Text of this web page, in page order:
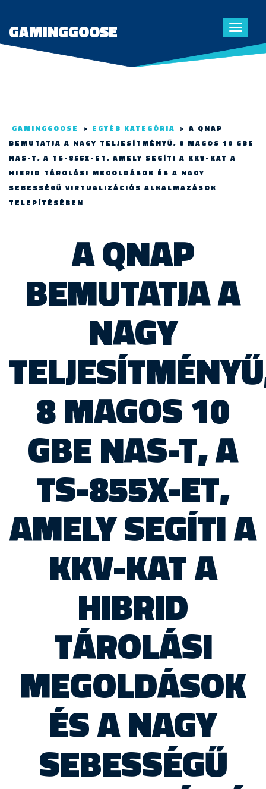
Toggle
GAMINGGOOSE
GAMINGGOOSE > EGYÉB KATEGÓRIA > A QNAP
BEMUTATJA A NAGY TELJESÍTMÉNYŰ, 8 MAGOS 10 GBE
NAS-T, A TS-855X-ET, AMELY SEGÍTI A KKV-KAT A
HIBRID TÁROLÁSI MEGOLDÁSOK ÉS A NAGY
SEBESSÉGŰ VIRTUALIZÁCIÓS ALKALMAZÁSOK
TELEPÍTÉSÉBEN
A QNAP
BEMUTATJA A
NAGY
8 MAGOS 10
GBE NAS-T, A
TS-855X-ET,
AMELY SEGÍTI A
KKV-KAT A
HIBRID
TÁROLÁSI
MEGOLDÁSOK
ÉS A NAGY
SEBESSÉGŰ